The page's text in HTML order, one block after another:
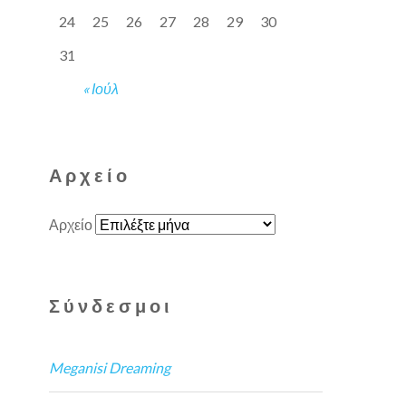
« Ιούλ
24 25 26 27 28 29
30
31
Αρχείο
Αρχείο
Σύνδεσμοι
Meganisi Dreaming